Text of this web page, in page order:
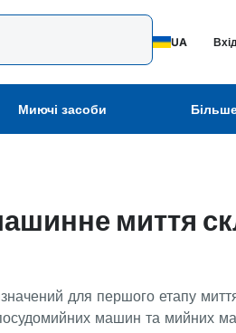
UA Вхід
Миючі засоби
миття
для першого етапу
машин та мийних